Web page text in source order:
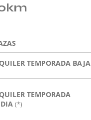
TEMPORADA BAJA
TEMPORADA
(*)